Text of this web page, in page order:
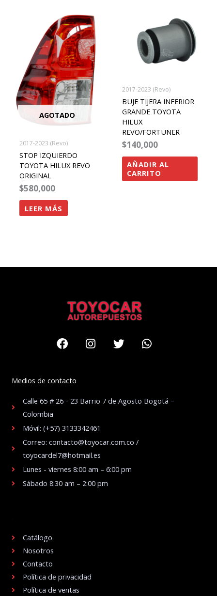
AGOTADO
2017-2023 (Revo)
STOP IZQUIERDO
TOYOTA HILUX REVO
ORIGINAL
$580,000
LEER MÁS
2017-2023 (Revo)
BUJE TIJERA INFERIOR
GRANDE TOYOTA
HILUX
REVO/FORTUNER
$140,000
AÑADIR AL
CARRITO
FacebookInstagram
TwitterWhatsapp
Medios de contacto
Calle 65 # 26 - 23 Barrio 7 de Agosto Bogotá –
Colombia
Móvil: (+57) 3133342461
Correo: contacto@toyocar.com.co /
toyocardel7@hotmail.es
Lunes - viernes 8:00 am – 6:00 pm
Sábado 8:30 am – 2:00 pm
Catálogo
Nosotros
Contacto
Política de privacidad
Política de ventas